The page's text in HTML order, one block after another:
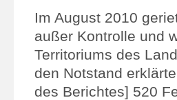
Im August 2010
außer Kontrolle und
Territoriums des
den Notstand
des Berichtes] 520